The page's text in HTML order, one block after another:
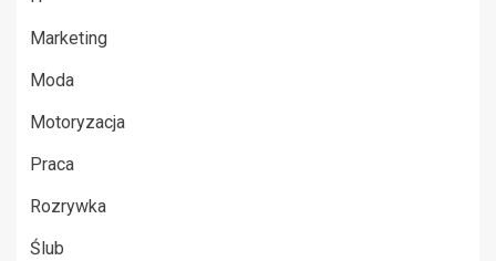
Marketing
Moda
Motoryzacja
Praca
Rozrywka
Ślub